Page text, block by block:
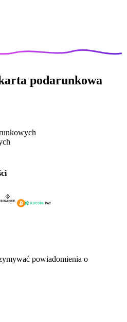
podarunkowa
powiadomienia o